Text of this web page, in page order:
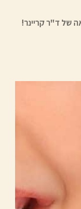
של ד"ר קריינר!